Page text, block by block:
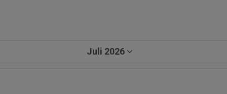
Juli 2026